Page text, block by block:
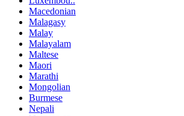
Macedonian
Malagasy
Malay
Malayalam
Maltese
Maori
Marathi
Mongolian
Burmese
Nepali